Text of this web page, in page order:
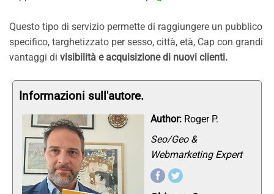
Questo tipo di servizio permette di raggiungere un pubblico
specifico, targhetizzato per sesso, città, età, Cap con grandi
vantaggi di visibilità e acquisizione di nuovi clienti.
Informazioni sull'autore.
Author: Roger P.
Seo/Geo &
Webmarketing Expert